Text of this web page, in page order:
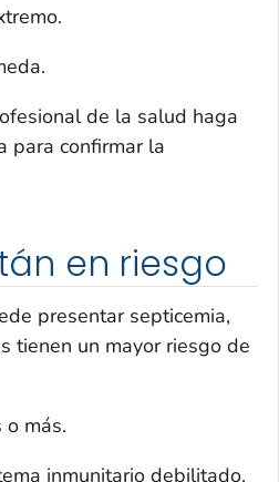
de la salud haga
para confirmar la
en riesgo
presentar septicemia,
tienen un mayor riesgo de
más.
inmunitario debilitado.